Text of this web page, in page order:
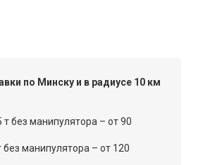
по Минску и в радиусе 10 км
без манипулятора – от 90
манипулятора – от 120